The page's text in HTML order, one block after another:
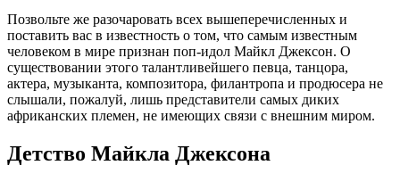
Позвольте же разочаровать всех вышеперечисленных и
поставить вас в известность о том, что самым известным
человеком в мире признан поп-идол Майкл Джексон. О
существовании этого талантливейшего певца, танцора,
актера, музыканта, композитора, филантропа и продюсера не
слышали, пожалуй, лишь представители самых диких
африканских племен, не имеющих связи с внешним миром.
Детство Майкла Джексона